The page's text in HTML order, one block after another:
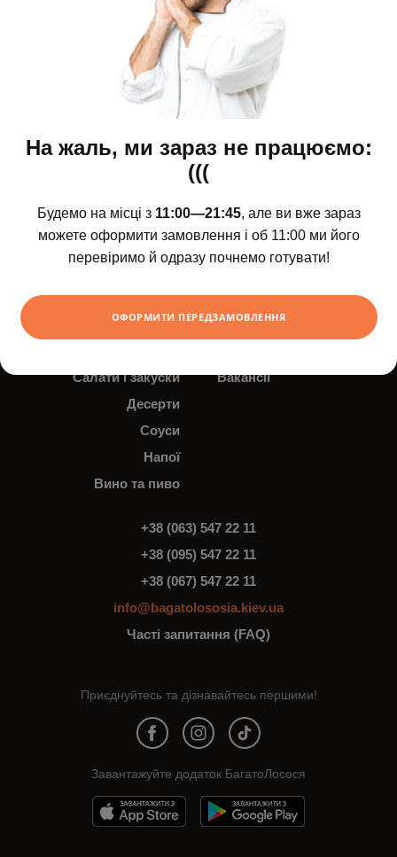
ХОЧУ 99
Новинки
Роли та суші
Поке
Салати і закуски
Десерти
Соуси
Напої
Вино та пиво
Доставка і оплата
Новини
Акції
Вакансії
+38 (063) 547 22 11
+38 (095) 547 22 11
+38 (067) 547 22 11
info@bagatolososia.kiev.ua
Часті запитання (FAQ)
Завантажуйте додаток БагатоЛосося
Приєднуйтесь та дізнавайтесь першими!
На жаль, ми зараз не працюємо:
(((
Будемо на місці з 11:00—21:45, але ви вже зараз
можете оформити замовлення і об 11:00 ми його
перевіримо й одразу почнемо готувати!
ОФОРМИТИ ПЕРЕДЗАМОВЛЕННЯ